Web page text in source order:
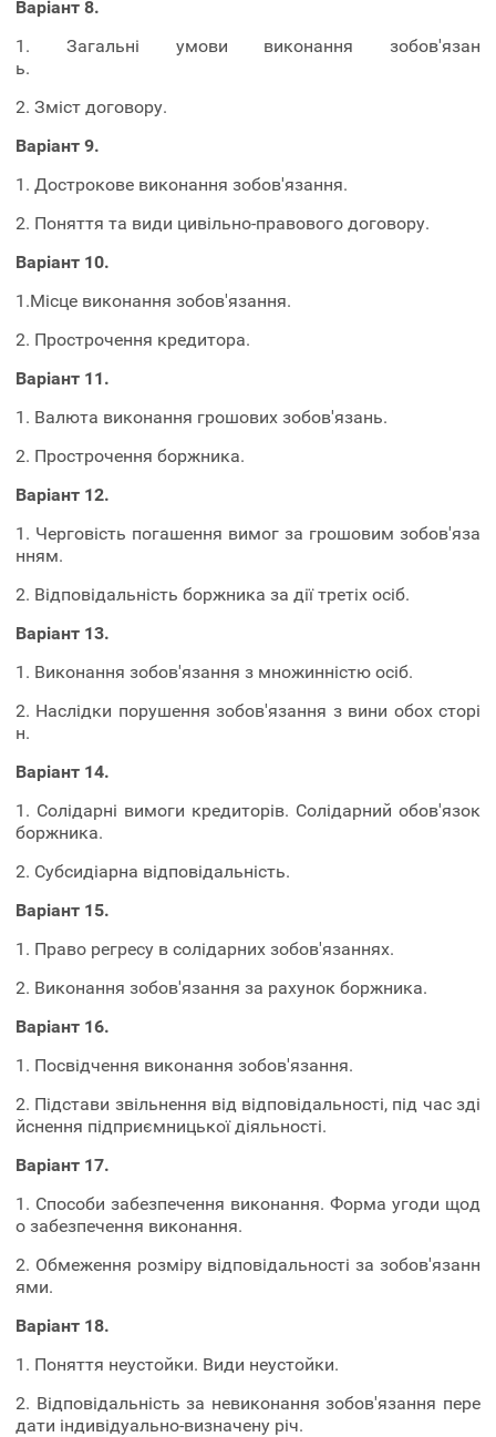
Варіант 8.
1.
Загальні умови виконання зобов'язан
ь.
2. Зміст договору.
Варіант 9.
1. Дострокове виконання зобов'язання.
2. Поняття та види цивільно-правового договору.
Варіант 10.
1.Місце виконання зобов'язання.
2. Прострочення кредитора.
Варіант 11.
1. Валюта виконання грошових зобов'язань.
2. Прострочення боржника.
Варіант 12.
1. Черговість погашення вимог за грошовим зобов'яза
нням.
2. Відповідальність боржника за дії третіх осіб.
Варіант 13.
1. Виконання зобов'язання з множинністю осіб.
2. Наслідки порушення зобов'язання з вини обох сторі
н.
Варіант 14.
1. Солідарні вимоги кредиторів. Солідарний обов'язок
боржника.
2. Субсидіарна відповідальність.
Варіант 15.
1. Право регресу в солідарних зобов'язаннях.
2. Виконання зобов'язання за рахунок боржника.
Варіант 16.
1. Посвідчення виконання зобов'язання.
2. Підстави звільнення від відповідальності, під час зді
йснення підприємницької діяльності.
Варіант 17.
1. Способи забезпечення виконання. Форма угоди щод
о забезпечення виконання.
2. Обмеження розміру відповідальності за зобов'язанн
ями.
Варіант 18.
1. Поняття неустойки. Види неустойки.
2. Відповідальність за невиконання зобов'язання пере
дати індивідуально-визначену річ.